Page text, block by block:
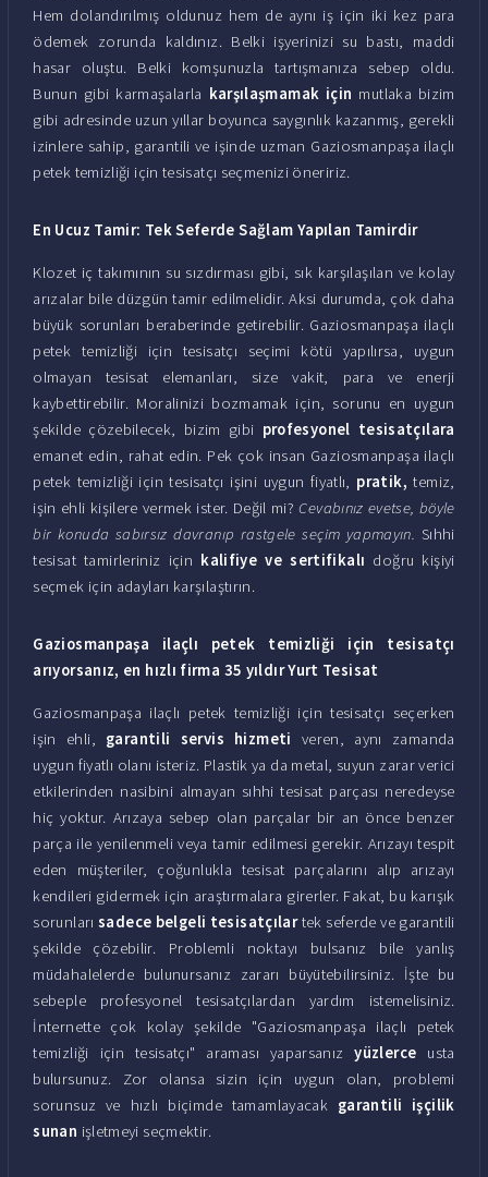
Hem dolandırılmış oldunuz hem de aynı iş için iki kez para
ödemek zorunda kaldınız. Belki işyerinizi su bastı, maddi
hasar oluştu. Belki komşunuzla tartışmanıza sebep oldu.
Bunun gibi karmaşalarla karşılaşmamak için mutlaka bizim
gibi adresinde uzun yıllar boyunca saygınlık kazanmış, gerekli
izinlere sahip, garantili ve işinde uzman Gaziosmanpaşa ilaçlı
petek temizliği için tesisatçı seçmenizi öneririz.
En Ucuz Tamir: Tek Seferde Sağlam Yapılan Tamirdir
Klozet iç takımının su sızdırması gibi, sık karşılaşılan ve kolay
arızalar bile düzgün tamir edilmelidir. Aksi durumda, çok daha
büyük sorunları beraberinde getirebilir. Gaziosmanpaşa ilaçlı
petek temizliği için tesisatçı seçimi kötü yapılırsa, uygun
olmayan tesisat elemanları, size vakit, para ve enerji
kaybettirebilir. Moralinizi bozmamak için, sorunu en uygun
şekilde çözebilecek, bizim gibi profesyonel tesisatçılara
emanet edin, rahat edin. Pek çok insan Gaziosmanpaşa ilaçlı
petek temizliği için tesisatçı işini uygun fiyatlı, pratik, temiz,
işin ehli kişilere vermek ister. Değil mi?Cevabınız evetse, böyle
bir konuda sabırsız davranıp rastgele seçim yapmayın. Sıhhi
tesisat tamirleriniz için kalifiye ve sertifikalı doğru kişiyi
seçmek için adayları karşılaştırın.
Gaziosmanpaşa ilaçlı petek temizliği için tesisatçı
arıyorsanız, en hızlı firma 35 yıldır Yurt Tesisat
Gaziosmanpaşa ilaçlı petek temizliği için tesisatçı seçerken
işin ehli, garantili servis hizmeti veren, aynı zamanda
uygun fiyatlı olanı isteriz. Plastik ya da metal, suyun zarar verici
etkilerinden nasibini almayan sıhhi tesisat parçası neredeyse
hiç yoktur. Arızaya sebep olan parçalar bir an önce benzer
parça ile yenilenmeli veya tamir edilmesi gerekir. Arızayı tespit
eden müşteriler, çoğunlukla tesisat parçalarını alıp arızayı
kendileri gidermek için araştırmalara girerler. Fakat, bu karışık
sorunlarısadece belgeli tesisatçılartek seferde ve garantili
şekilde çözebilir. Problemli noktayı bulsanız bile yanlış
müdahalelerde bulunursanız zararı büyütebilirsiniz. İşte bu
sebeple profesyonel tesisatçılardan yardım istemelisiniz.
İnternette çok kolay şekilde "Gaziosmanpaşa ilaçlı petek
temizliği için tesisatçı" araması yaparsanızyüzlerce usta
bulursunuz. Zor olansa sizin için uygun olan, problemi
sorunsuz ve hızlı biçimde tamamlayacak garantili işçilik
sunan işletmeyi seçmektir.